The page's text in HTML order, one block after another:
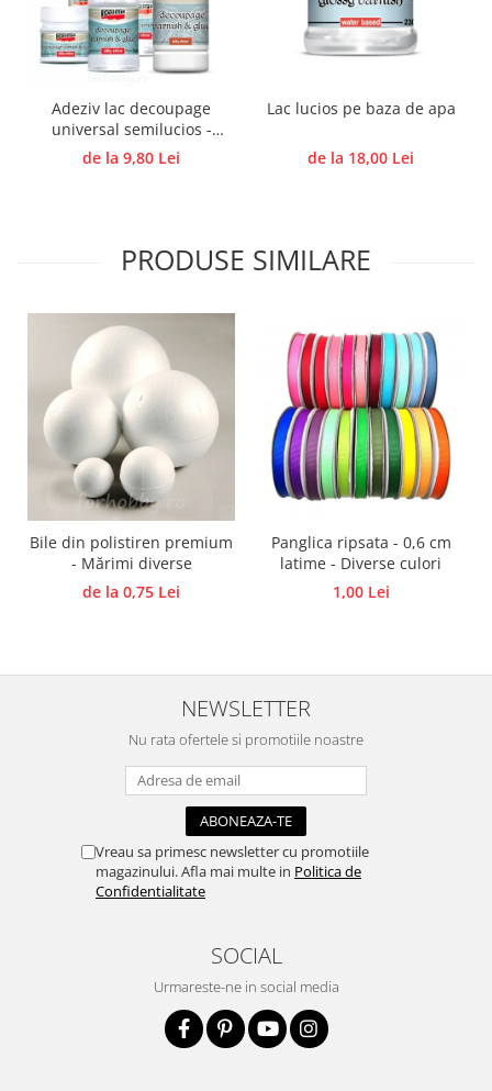
Ustensile, aparate
Cutter, trimmer
Perforatoare
Pistoale de lipit
Traforaj, pirogravura
Accesorii floristica
Plante uscate
Materiale textile
Articole din bumbac
Modele termoadezive
Saculeti
Design cofetarie
Forme pentru turnat ciocolata
Pictura pe fata si corp
Vopsea pentru fata si corp
Adeziv lac decoupage
universal semilucios -
Diverse cantități
de la 9,80 Lei
Lac lucios pe baza de apa
de la 18,00 Lei
PRODUSE SIMILARE
Bile din polistiren premium
- Mărimi diverse
de la 0,75 Lei
Panglica ripsata - 0,6 cm
latime - Diverse culori
1,00 Lei
NEWSLETTER
Nu rata ofertele si promotiile noastre
Vreau sa primesc newsletter cu promotiile
magazinului. Afla mai multe in Politica de
Confidentialitate
SOCIAL
Urmareste-ne in social media